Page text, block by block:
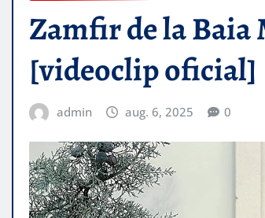
Zamfir de la Baia
[videoclip oficial]
admin aug. 6, 2025 0